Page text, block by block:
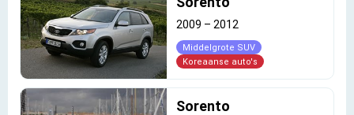
2009 – 2012
Middelgrote SUV
Koreaanse auto's
Sorento